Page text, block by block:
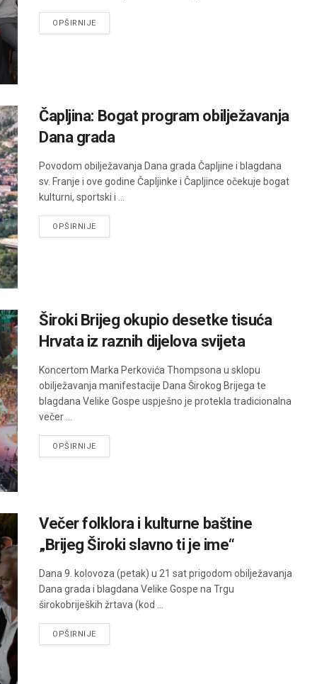
OPŠIRNIJEDETAILS
Čapljina: Bogat program obilježavanja
Dana grada
Povodom obilježavanja Dana grada Čapljine i blagdana
sv. Franje i ove godine Čapljinke i Čapljince očekuje bogat
kulturni, sportski i ...
OPŠIRNIJEDETAILS
Široki Brijeg okupio desetke tisuća
Hrvata iz raznih dijelova svijeta
Koncertom Marka Perkovića Thompsona u sklopu
obilježavanja manifestacije Dana Širokog Brijega te
blagdana Velike Gospe uspješno je protekla tradicionalna
večer ...
OPŠIRNIJEDETAILS
Večer folklora i kulturne baštine
„Brijeg Široki slavno ti je ime“
Dana 9. kolovoza (petak) u 21 sat prigodom obilježavanja
Dana grada i blagdana Velike Gospe na Trgu
širokobrijeških žrtava (kod ...
OPŠIRNIJEDETAILS